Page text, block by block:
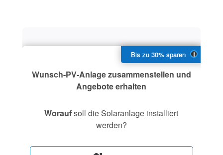
Wunsch-PV-Anlage zusammenstellen und
Angebote erhalten
Woraufsoll die Solaranlage installiert
werden?